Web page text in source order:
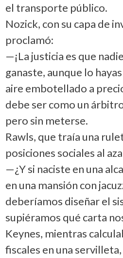
el transporte público.
Nozick, con su capa de
proclamó:
—¡La justicia es que
ganaste, aunque lo
aire embotellado a
debe ser como un
pero sin meterse.
Rawls, que traía una
posiciones sociales al
—¿Y si naciste en una
en una mansión con
deberíamos diseñar el
supiéramos qué carta
Keynes, mientras
fiscales en una